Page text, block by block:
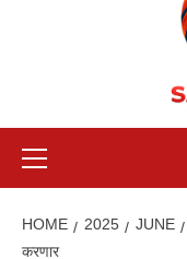
HOME 2025 JUNE
करणार